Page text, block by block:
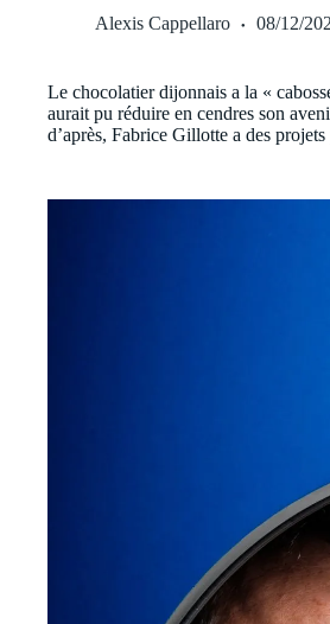
Alexis Cappellaro 08/12/
Le chocolatier dijonnais a la «
aurait pu réduire en cendres son
d’après, Fabrice Gillotte a des